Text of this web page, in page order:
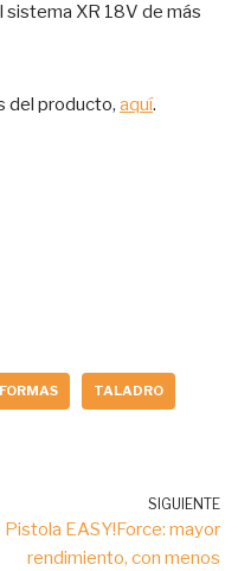
sistema XR 18V de más
del producto, aquí.
TALADRO
SIGUIENTE
Pistola EASY!Force: mayor
rendimiento, con menos